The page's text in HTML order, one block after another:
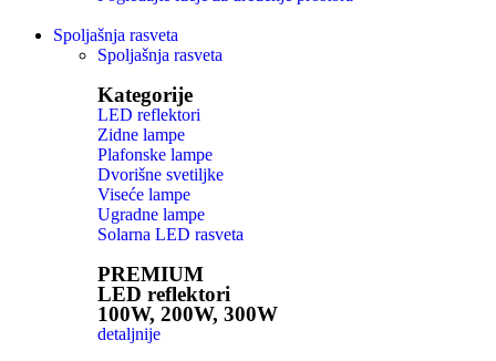
Spoljašnja rasveta
Spoljašnja rasveta
Kategorije
LED reflektori
Zidne lampe
Plafonske lampe
Dvorišne svetiljke
Viseće lampe
Ugradne lampe
Solarna LED rasveta
PREMIUM
LED reflektori
100W, 200W, 300W
detaljnije